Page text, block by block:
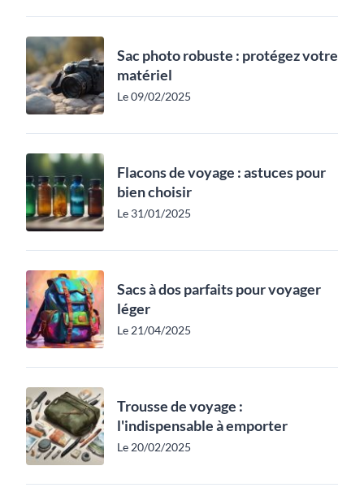
Sac photo robuste : protégez votre
matériel
Le 09/02/2025
Flacons de voyage : astuces pour
bien choisir
Le 31/01/2025
Sacs à dos parfaits pour voyager
léger
Le 21/04/2025
Trousse de voyage :
l'indispensable à emporter
Le 20/02/2025